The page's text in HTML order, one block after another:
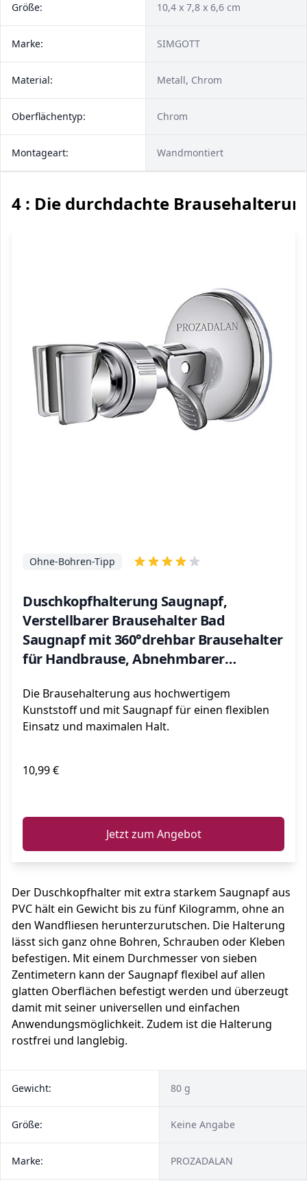
Größe: 10,4 x 7,8 x 6,6 cm
Marke: SIMGOTT
Material: Metall, Chrom
Oberflächentyp: Chrom
Montageart: Wandmontiert
4 : Die durchdachte
Duschkopfhalterung Saugnapf,
Verstellbarer Brausehalter Bad
Saugnapf mit 360°drehbar Brausehalter
für Handbrause, Abnehmbarer
Wand montierte Saughalterung
Ohne-Bohren-Tipp
Die Brausehalterung aus hochwertigem
Kunststoff und mit Saugnapf für einen flexiblen
Einsatz und maximalen Halt.
10,99 €
Jetzt zum Angebot
Der Duschkopfhalter mit extra starkem Saugnapf aus
PVC hält ein Gewicht bis zu fünf Kilogramm, ohne an
den Wandfliesen herunterzurutschen. Die Halterung
lässt sich ganz ohne Bohren, Schrauben oder Kleben
befestigen. Mit einem Durchmesser von sieben
Zentimetern kann der Saugnapf flexibel auf allen
glatten Oberflächen befestigt werden und überzeugt
damit mit seiner universellen und einfachen
Anwendungsmöglichkeit. Zudem ist die Halterung
rostfrei und langlebig.
Gewicht: 80 g
Größe: Keine Angabe
Marke: PROZADALAN